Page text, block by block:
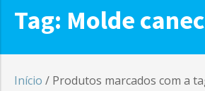
Tag: Molde
Início / Produtos marcados com a